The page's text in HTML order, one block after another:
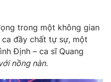
trong một không gian
đầy chất tự sự, một
Định – ca sĩ Quang
nồng nàn.